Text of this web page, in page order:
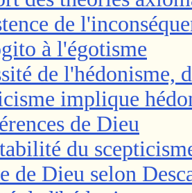
de
à l'égotisme
de
implique
de Dieu
du
de Dieu selon